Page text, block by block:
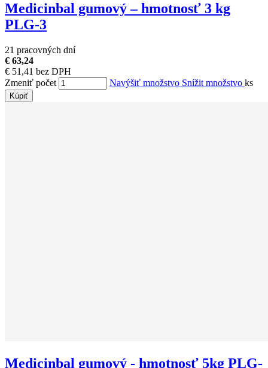
Medicinbal gumový – hmotnosť 3 kg
PLG-3
21 pracovných dní
€ 63,24
€ 51,41 bez DPH
Zmeniť počet
Navýšiť množstvo Snížit množstvo ks
Kúpiť
Medicinbal gumový - hmotnosť 5kg PLG-